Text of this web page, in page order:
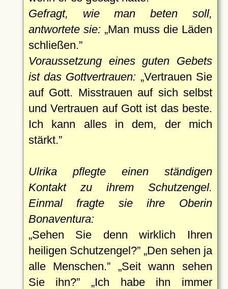
Gefragt, wie man beten soll,
antwortete sie: Man muss die Läden
schließen.
Voraussetzung eines guten Gebets
ist das Gottvertrauen:
Vertrauen Sie
auf Gott. Misstrauen auf sich selbst
und Vertrauen auf Gott ist das beste.
Ich kann alles in dem, der mich
stärkt.
Ulrika pflegte einen ständigen
Kontakt zu ihrem Schutzengel.
Einmal fragte sie ihre Oberin
Bonaventura:
Sehen Sie denn wirklich Ihren
heiligen Schutzengel?
Den sehen ja
alle Menschen.
Seit wann sehen
Sie ihn?
Ich habe ihn immer